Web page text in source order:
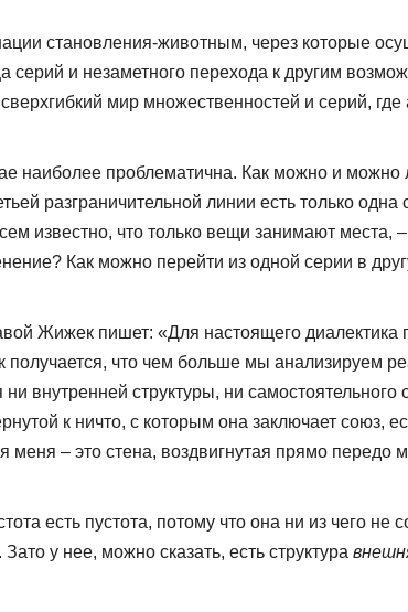
становления-животным, через которые
серий и незаметного перехода к другим
мир множественностей и серий,
наиболее проблематична. Как можно и
разграничительной линии есть только
известно, что только вещи занимают места,
Как можно перейти из одной серии в
Жижек пишет: «Для настоящего диалектика
получается, что чем больше мы анализируем
внутренней структуры, ни
к ничто, с которым она заключает союз,
– это стена, воздвигнутая прямо передо
есть пустота, потому что она ни из чего не
у нее, можно сказать, есть структура